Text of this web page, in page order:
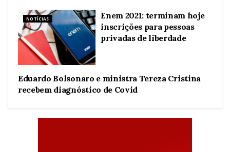
NOTÍCIAS
Enem 2021: terminam hoje
inscrições para pessoas
privadas de liberdade
NOTÍCIAS
Eduardo Bolsonaro e ministra Tereza Cristina
recebem diagnóstico de Covid